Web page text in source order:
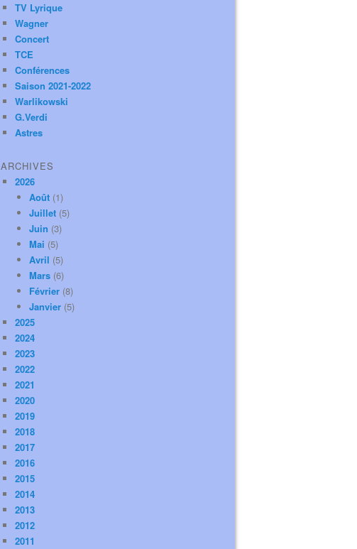
TV Lyrique
Wagner
Concert
TCE
Conférences
Saison 2021-2022
Warlikowski
G.Verdi
Astres
ARCHIVES
2026
Août (1)
Juillet (5)
Juin (3)
Mai (5)
Avril (5)
Mars (6)
Février (8)
Janvier (5)
2025
2024
2023
2022
2021
2020
2019
2018
2017
2016
2015
2014
2013
2012
2011